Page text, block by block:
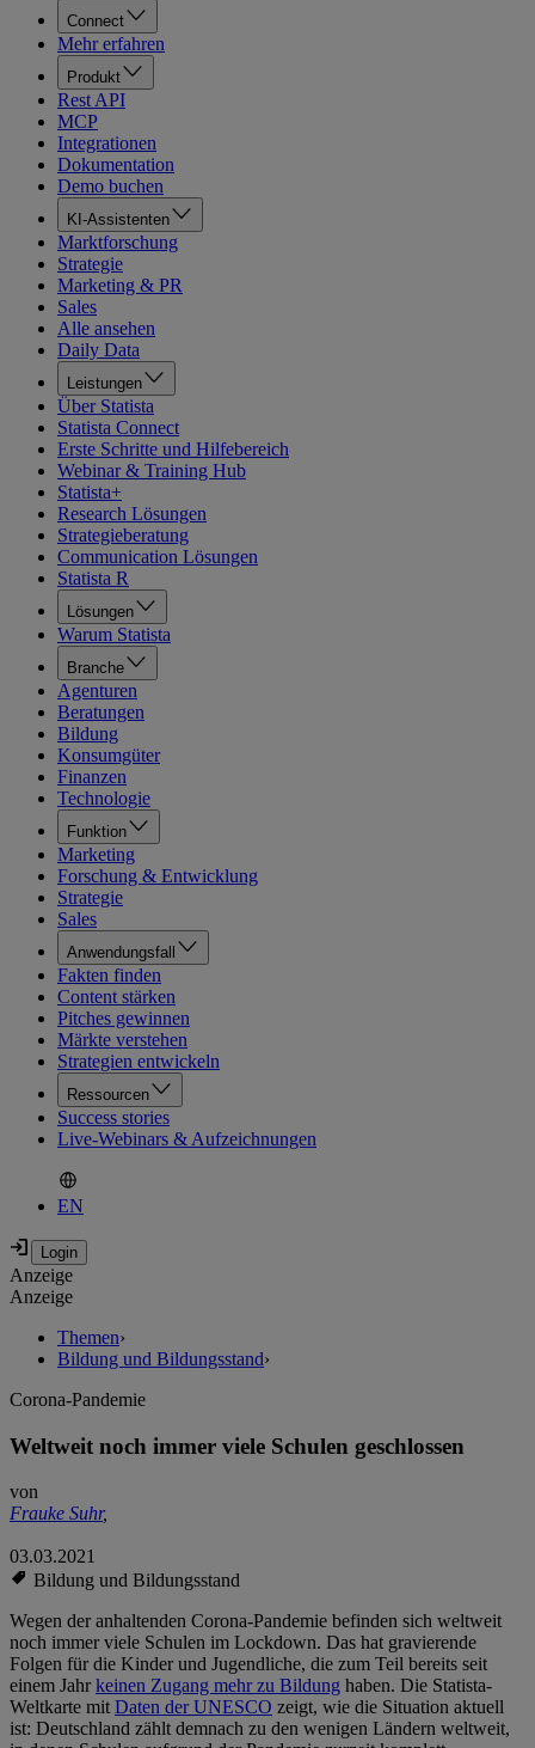
Connect
Mehr erfahren
Produkt
Rest API
MCP
Integrationen
Dokumentation
Demo buchen
KI-Assistenten
Marktforschung
Strategie
Marketing & PR
Sales
Alle ansehen
Daily Data
Leistungen
Über Statista
Statista Connect
Erste Schritte und Hilfebereich
Webinar & Training Hub
Statista+
Research Lösungen
Strategieberatung
Communication Lösungen
Statista R
Lösungen
Warum Statista
Branche
Agenturen
Beratungen
Bildung
Konsumgüter
Finanzen
Technologie
Funktion
Marketing
Forschung & Entwicklung
Strategie
Sales
Anwendungsfall
Fakten finden
Content stärken
Pitches gewinnen
Märkte verstehen
Strategien entwickeln
Ressourcen
Success stories
Live-Webinars & Aufzeichnungen
EN
Anzeige
Anzeige
Themen›
Bildung und Bildungsstand›
Corona-Pandemie
Weltweit noch immer viele Schulen geschlossen
von
Frauke Suhr,
03.03.2021
Bildung und Bildungsstand
Wegen der anhaltenden Corona-Pandemie befinden sich weltweit
noch immer viele Schulen im Lockdown. Das hat gravierende
Folgen für die Kinder und Jugendliche, die zum Teil bereits seit
einem Jahrkeinen Zugang mehr zu Bildung haben. Die Statista-
Weltkarte mitDaten der UNESCO zeigt, wie die Situation aktuell
ist: Deutschland zählt demnach zu den wenigen Ländern weltweit,